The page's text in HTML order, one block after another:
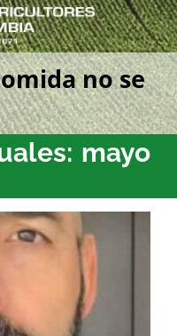
no se
mayo